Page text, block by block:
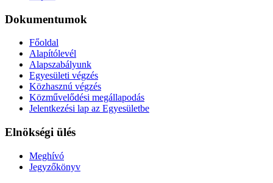
Dokumentumok
Főoldal
Alapítólevél
Alapszabályunk
Egyesületi végzés
Közhasznú végzés
Közművelődési megállapodás
Jelentkezési lap az Egyesületbe
Elnökségi ülés
Meghívó
Jegyzőkönyv